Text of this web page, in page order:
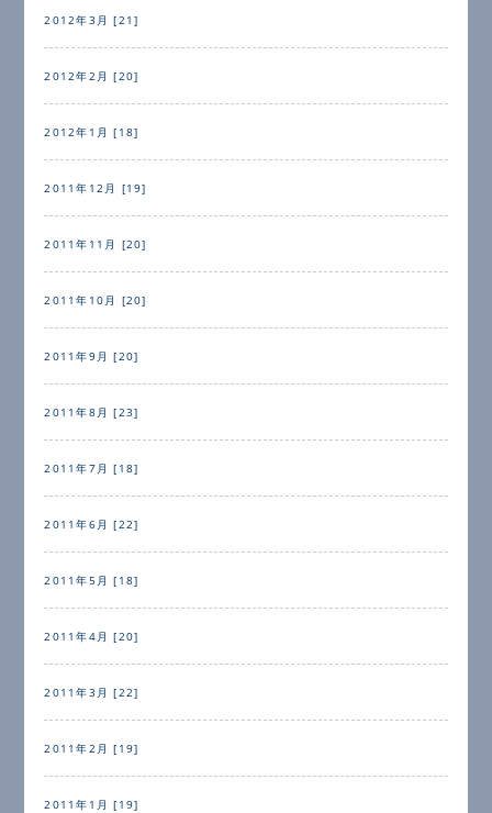
2012年3月 [21]
2012年2月 [20]
2012年1月 [18]
2011年12月 [19]
2011年11月 [20]
2011年10月 [20]
2011年9月 [20]
2011年8月 [23]
2011年7月 [18]
2011年6月 [22]
2011年5月 [18]
2011年4月 [20]
2011年3月 [22]
2011年2月 [19]
2011年1月 [19]